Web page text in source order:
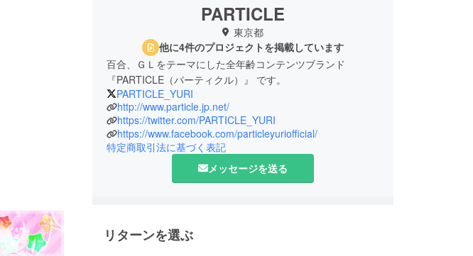
PARTICLE
東京都
他に4件のプロジェクトを掲載しています
百合、ＧＬをテーマにした全年齢コンテンツブランド
『PARTICLE（パーティクル）』 です。
PARTICLE_YURI
http://www.particle.jp.net/
https://twitter.com/PARTICLE_YURI
https://www.facebook.com/particleyuriofficial/
特定商取引法に基づく表記
メッセージを送る
リターンを選ぶ